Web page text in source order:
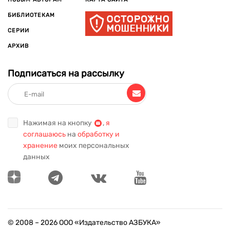
БИБЛИОТЕКАМ
СЕРИИ
АРХИВ
Подписаться на рассылку
Нажимая на кнопку , я
соглашаюсь на обработку и
хранение моих персональных
данных
© 2008 – 2026ООО «Издательство АЗБУКА»